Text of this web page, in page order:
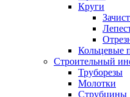
Круги
Кольцевые
Строительный
Труборезы
Молотки
Струбцины